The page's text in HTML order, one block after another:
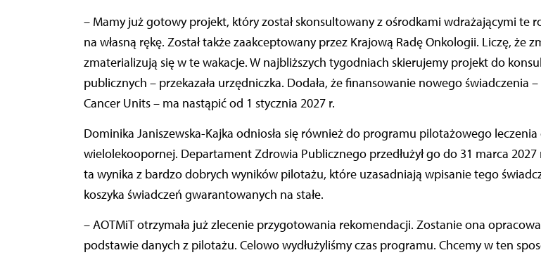
– Mamy już gotowy projekt, który został skonsultowany z ośrodkami wdrażającymi te
na własną rękę. Został także zaakceptowany przez Krajową Radę Onkologii. Liczę, że
zmaterializują się w te wakacje. W najbliższych tygodniach skierujemy projekt do
publicznych – przekazała urzędniczka. Dodała, że finansowanie nowego świadczenia
Cancer Units – ma nastąpić od 1 stycznia 2027 r.
Dominika Janiszewska-Kajka odniosła się również do programu pilotażowego
wielolekoopornej. Departament Zdrowia Publicznego przedłużył go do 31 marca 2027
ta wynika z bardzo dobrych wyników pilotażu, które uzasadniają wpisanie tego
koszyka świadczeń gwarantowanych na stałe.
– AOTMiT otrzymała już zlecenie przygotowania rekomendacji. Zostanie ona
podstawie danych z pilotażu. Celowo wydłużyliśmy czas programu. Chcemy w ten